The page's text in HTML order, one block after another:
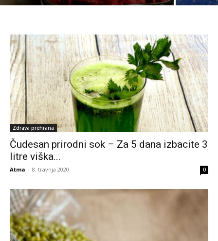
Zdrava prehrana
Čudesan prirodni sok – Za 5 dana izbacite 3
litre viška...
Atma - 8. travnja 2020. 0